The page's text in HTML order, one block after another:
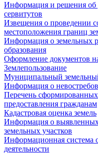
Информация и решения об
сервитутов
Извещения о проведении
местоположения границ
Информация о земельных
образования
Оформление документов
Землепользование
Муниципальный
Информация о
Перечень
предоставления гражданам
Кадастровая оценка земель
Информация о выявленных
земельных участков
Информационная система
деятельности